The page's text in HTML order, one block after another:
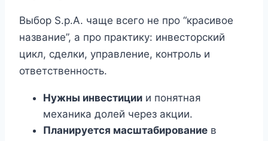
Выбор S.p.A. чаще всего не про “красивое
название”, а про практику: инвесторский
цикл, сделки, управление, контроль и
ответственность.
Нужны инвестиции и понятная
механика долей через акции.
Планируется масштабирование в